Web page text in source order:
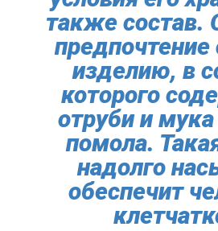
также состав.
предпочтение
изделию, в
которого
отруби и мука
помола.
надолго
обеспечит